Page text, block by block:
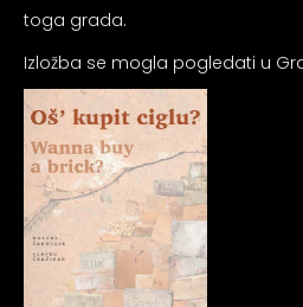
toga grada.
Izložba se mogla pogledati u
prijateljski režim
za slijepe
režim za epilepsiju